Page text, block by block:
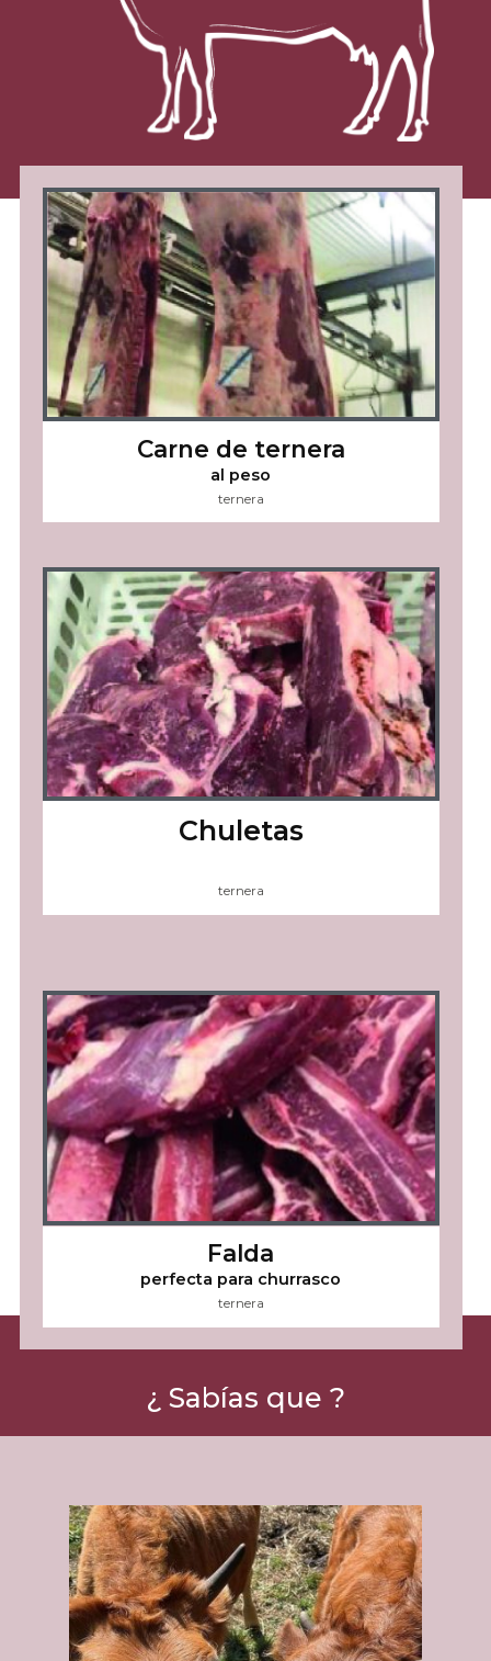
Carne de ternera
al peso
ternera
Chuletas
ternera
Falda
perfecta para churrasco
ternera
¿ Sabías que ?